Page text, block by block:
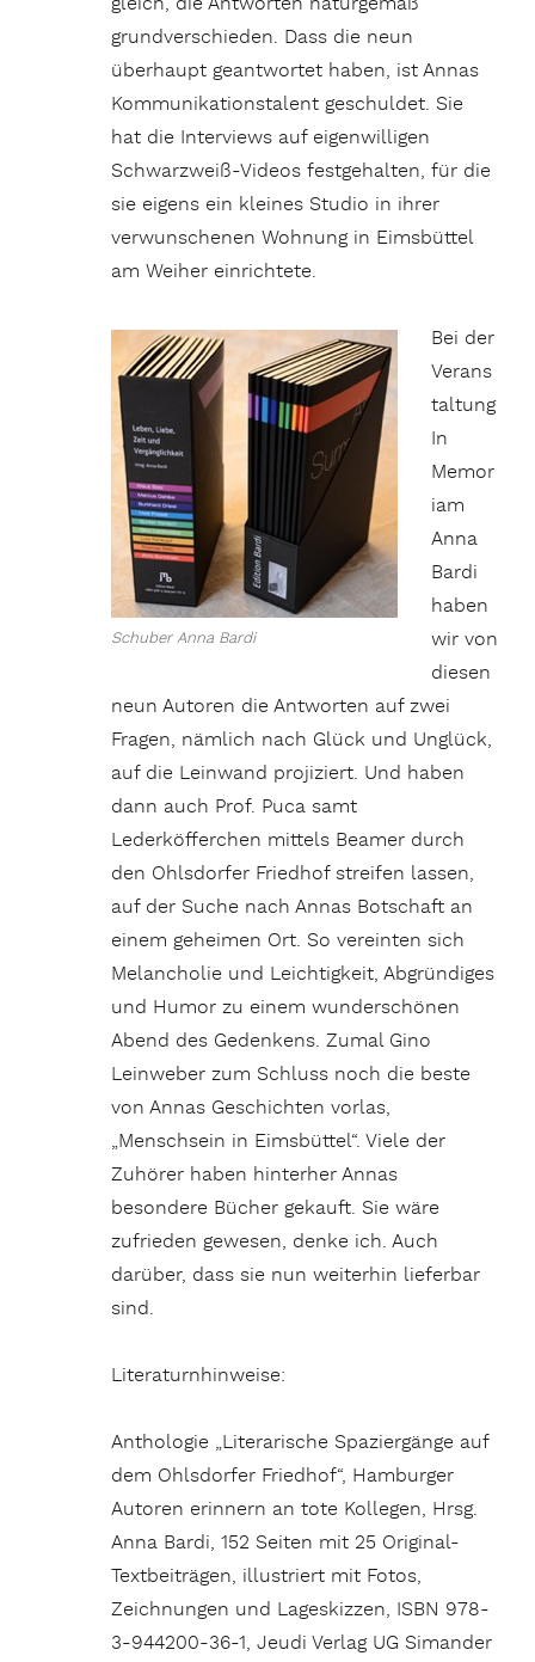
grundverschieden. Dass die neun
überhaupt geantwortet haben, ist Annas
Kommunikationstalent geschuldet. Sie
hat die Interviews auf eigenwilligen
Schwarzweiß-Videos festgehalten, für die
sie eigens ein kleines Studio in ihrer
verwunschenen Wohnung in Eimsbüttel
am Weiher einrichtete.
Schuber Anna Bardi
Bei der
Verans
taltung
In
Memor
iam
Anna
Bardi
haben
wir von
diesen
neun Autoren die Antworten auf zwei
Fragen, nämlich nach Glück und Unglück,
auf die Leinwand projiziert. Und haben
dann auch Prof. Puca samt
Lederköfferchen mittels Beamer durch
den Ohlsdorfer Friedhof streifen lassen,
auf der Suche nach Annas Botschaft an
einem geheimen Ort. So vereinten sich
Melancholie und Leichtigkeit, Abgründiges
und Humor zu einem wunderschönen
Abend des Gedenkens. Zumal Gino
Leinweber zum Schluss noch die beste
von Annas Geschichten vorlas,
„Menschsein in Eimsbüttel“. Viele der
Zuhörer haben hinterher Annas
besondere Bücher gekauft. Sie wäre
zufrieden gewesen, denke ich. Auch
darüber, dass sie nun weiterhin lieferbar
sind.
Literaturnhinweise:
Anthologie „Literarische Spaziergänge auf
dem Ohlsdorfer Friedhof“, Hamburger
Autoren erinnern an tote Kollegen, Hrsg.
Anna Bardi, 152 Seiten mit 25 Original-
Textbeiträgen, illustriert mit Fotos,
Zeichnungen und Lageskizzen, ISBN 978-
3-944200-36-1, Jeudi Verlag UG Simander